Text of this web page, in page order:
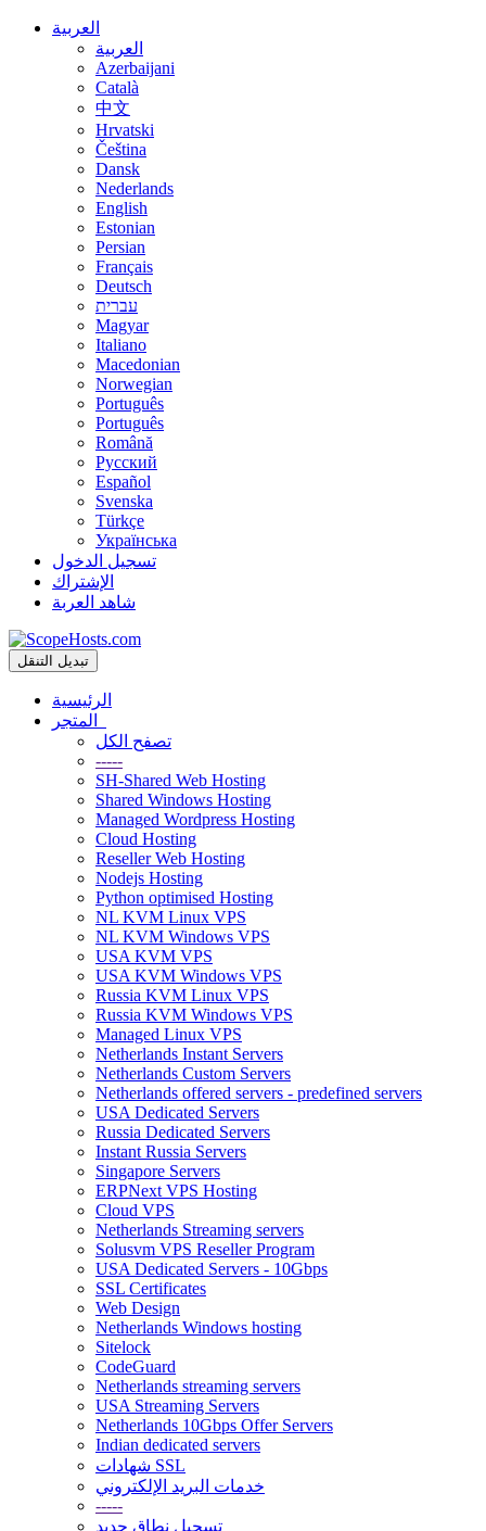
العربية
العربية
Azerbaijani
Català
中文
Hrvatski
Čeština
Dansk
Nederlands
English
Estonian
Persian
Français
Deutsch
עברית
Magyar
Italiano
Macedonian
Norwegian
Português
Português
Română
Русский
Español
Svenska
Türkçe
Українська
تسجيل الدخول
الإشتراك
شاهد العربة
تبديل التنقل
الرئيسية
تصفح الكل
-----
SH-Shared Web Hosting
Shared Windows Hosting
Managed Wordpress Hosting
Cloud Hosting
Reseller Web Hosting
Nodejs Hosting
Python optimised Hosting
NL KVM Linux VPS
NL KVM Windows VPS
USA KVM VPS
USA KVM Windows VPS
Russia KVM Linux VPS
Russia KVM Windows VPS
Managed Linux VPS
Netherlands Instant Servers
Netherlands Custom Servers
Netherlands offered servers - predefined servers
USA Dedicated Servers
Russia Dedicated Servers
Instant Russia Servers
Singapore Servers
ERPNext VPS Hosting
Cloud VPS
Netherlands Streaming servers
Solusvm VPS Reseller Program
USA Dedicated Servers - 10Gbps
SSL Certificates
Web Design
Netherlands Windows hosting
Sitelock
CodeGuard
Netherlands streaming servers
USA Streaming Servers
Netherlands 10Gbps Offer Servers
Indian dedicated servers
شهادات SSL
خدمات البريد الإلكتروني
-----
تسجيل نطاق جديد